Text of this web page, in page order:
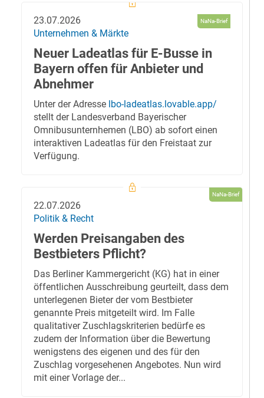
NaNa-Brief
23.07.2026
Unternehmen & Märkte
Neuer Ladeatlas für E-Busse in
Bayern offen für Anbieter und
Abnehmer
Unter der Adresse lbo-ladeatlas.lovable.app/
stellt der Landesverband Bayerischer
Omnibusunternhemen (LBO) ab sofort einen
interaktiven Ladeatlas für den Freistaat zur
Verfügung.
NaNa-Brief
22.07.2026
Politik & Recht
Werden Preisangaben des
Bestbieters Pflicht?
Das Berliner Kammergericht (KG) hat in einer
öffentlichen Ausschreibung geurteilt, dass dem
unterlegenen Bieter der vom Bestbieter
genannte Preis mitgeteilt wird. Im Falle
qualitativer Zuschlagskriterien bedürfe es
zudem der Information über die Bewertung
wenigstens des eigenen und des für den
Zuschlag vorgesehenen Angebotes. Nun wird
mit einer Vorlage der...